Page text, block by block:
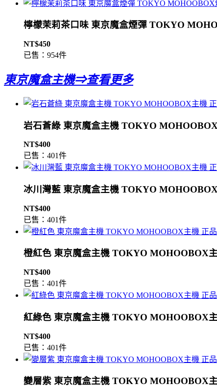
檸檬茉莉茶口味 東京魔盒煙彈 TOKYO
NT$450
已售：954件
東京魔盒主機⇒查看更多
岩石蒼綠 東京魔盒主機 TOKYO
NT$400
已售：401件
冰川灣藍 東京魔盒主機 TOKYO
NT$400
已售：401件
橙紅色 東京魔盒主機 TOKYO MOHOOBOX
NT$400
已售：401件
紅綠色 東京魔盒主機 TOKYO MOHOOBOX
NT$400
已售：401件
變層紫 東京魔盒主機 TOKYO MOHOOBOX